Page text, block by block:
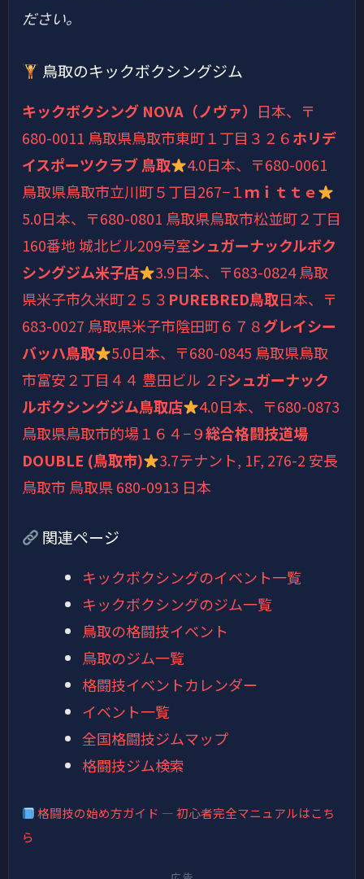
ださい。
鳥取のキックボクシングジム
キックボクシング NOVA（ノヴァ） 日本、〒
680-0011 鳥取県鳥取市東町１丁目３２６ホリデ
イスポーツクラブ 鳥取
4.0日本、〒680-0061
鳥取県鳥取市立川町５丁目267−１ｍｉｔｔｅ
5.0日本、〒680-0801 鳥取県鳥取市松並町２丁目
160番地 城北ビル209号室シュガーナックルボク
シングジム米子店
3.9日本、〒683-0824 鳥取
県米子市久米町２５３ PUREBRED鳥取日本、〒
683-0027 鳥取県米子市陰田町６７８グレイシー
バッハ鳥取
5.0日本、〒680-0845 鳥取県鳥取
市富安２丁目４４ 豊田ビル ２Fシュガーナック
ルボクシングジム鳥取店
4.0日本、〒680-0873
鳥取県鳥取市的場１６４−９総合格闘技道場
DOUBLE (鳥取市)
3.7テナント, 1F, 276-2 安長
鳥取市 鳥取県 680-0913 日本
関連ページ
キックボクシングのイベント一覧
キックボクシングのジム一覧
鳥取の格闘技イベント
鳥取のジム一覧
格闘技イベントカレンダー
イベント一覧
全国格闘技ジムマップ
格闘技ジム検索
格闘技の始め方ガイド — 初心者完全マニュアルはこち
ら